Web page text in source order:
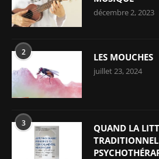
décembre 2, 2023
2 LES MOUCHES
juillet 23, 2024
3
QUAND LA